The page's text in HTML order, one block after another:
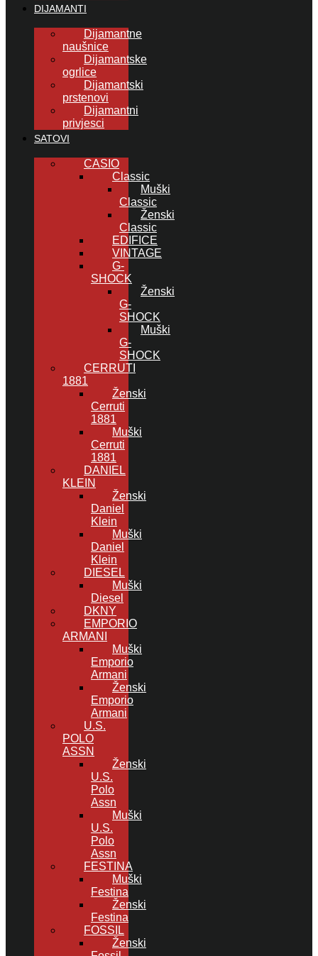
DIJAMANTI
Dijamantne
naušnice
Dijamantske
ogrlice
Dijamantski
prstenovi
Dijamantni
privjesci
SATOVI
CASIO
Classic
Muški
Classic
Ženski
Classic
EDIFICE
VINTAGE
G-
SHOCK
Ženski
G-
SHOCK
Muški
G-
SHOCK
CERRUTI
1881
Ženski
Cerruti
1881
Muški
Cerruti
1881
DANIEL
KLEIN
Ženski
Daniel
Klein
Muški
Daniel
Klein
DIESEL
Muški
Diesel
DKNY
EMPORIO
ARMANI
Muški
Emporio
Armani
Ženski
Emporio
Armani
U.S.
POLO
ASSN
Ženski
U.S.
Polo
Assn
Muški
U.S.
Polo
Assn
FESTINA
Muški
Festina
Ženski
Festina
FOSSIL
Ženski